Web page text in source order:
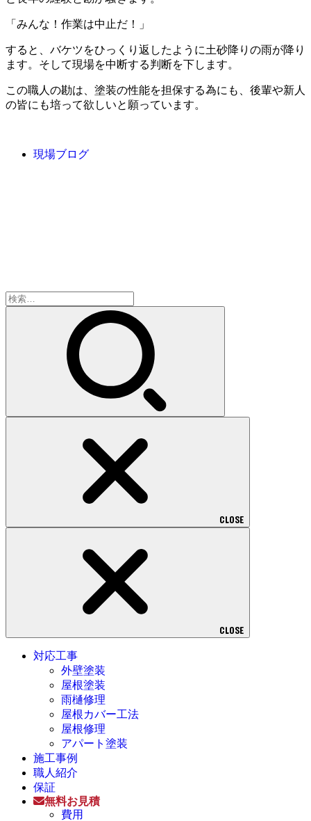
「みんな！作業は中止だ！」
すると、バケツをひっくり返したように土砂降りの雨が降り
ます。そして現場を中断する判断を下します。
この職人の勘は、塗装の性能を担保する為にも、後輩や新人
の皆にも培って欲しいと願っています。
現場ブログ
検
索:
CLOSE
CLOSE
対応工事
外壁塗装
屋根塗装
雨樋修理
屋根カバー工法
屋根修理
アパート塗装
施工事例
職人紹介
保証
無料お見積
費用